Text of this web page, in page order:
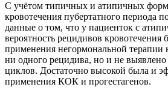
С учётом типичных и атипичных
кровотечения пубертатного периода
данные о том, что у пациенток с
вероятность рецидивов кровотечения
применения негормональной терапии
ни одного рецидива, но и не выявлено
циклов. Достаточно высокой была и
применения КОК и прогестагенов.